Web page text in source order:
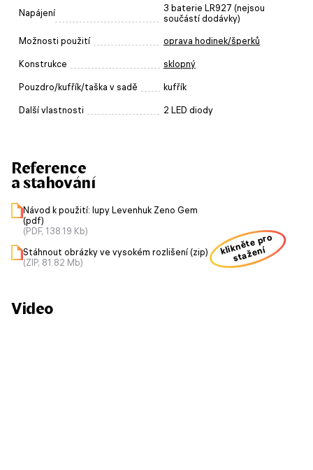
Napájení
3 baterie LR927 (nejsou
součástí dodávky)
Možnosti použití oprava hodinek/šperků
Konstrukce sklopný
Pouzdro/kufřík/taška v sadě kufřík
Další vlastnosti 2 LED diody
Reference
a stahování
Návod k použití: lupy Levenhuk Zeno Gem
(pdf)
(PDF, 138.19 Kb)
Stáhnout obrázky ve vysokém rozlišení (zip)
(ZIP, 81.82 Mb)
klikněte pro
stažení
Video